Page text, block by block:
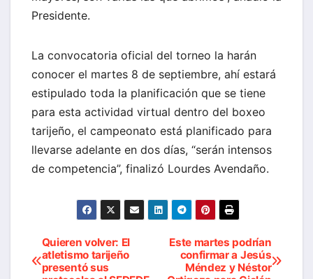
Presidente.
La convocatoria oficial del torneo la harán
conocer el martes 8 de septiembre, ahí estará
estipulado toda la planificación que se tiene
para esta actividad virtual dentro del boxeo
tarijeño, el campeonato está planificado para
llevarse adelante en dos días, “serán intensos
de competencia”, finalizó Lourdes Avendaño.
Navegación
Este martes podrían
confirmar a Jesús
Méndez y Néstor
Quieren volver: El
atletismo tarijeño
presentó sus